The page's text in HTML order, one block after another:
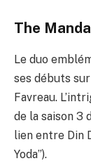
The
Le duo
ses débuts
Favreau.
de la saison 3
lien entre Din
Yoda”).